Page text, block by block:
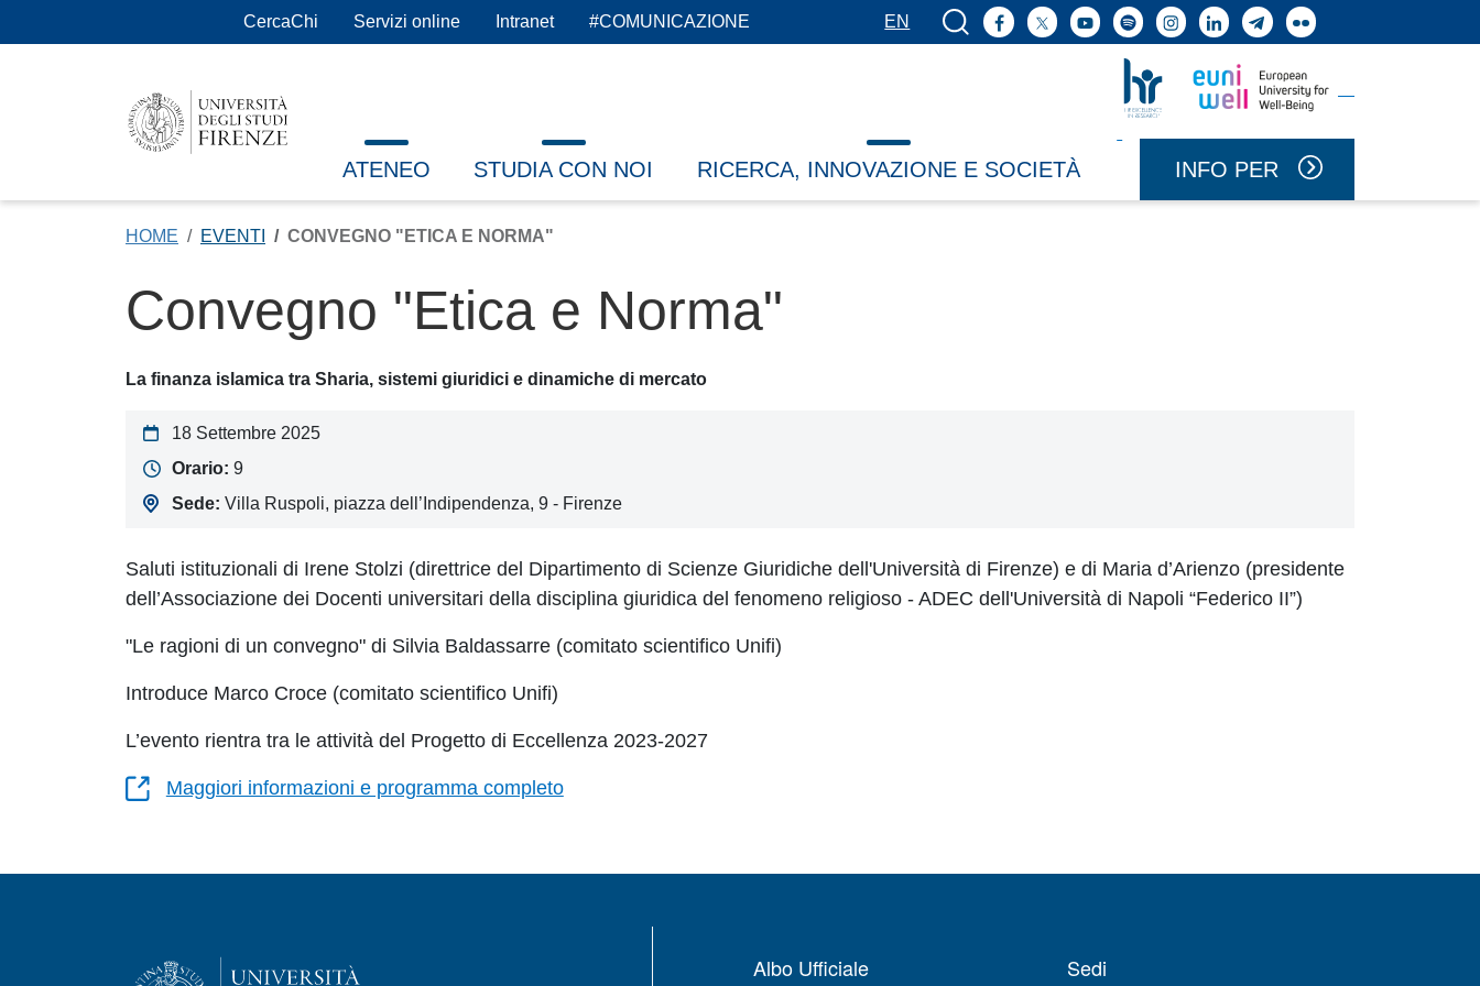
CercaChi Servizi online Intranet #COMUNICAZIONE EN Bottone cerca
Facebook
X YouTube
SpotifyInstagram
LinkedInTelegram
Flickr
ATENEO STUDIA CON NOI RICERCA, INNOVAZIONE E SOCIETÀ INFO PER
HOME EVENTI CONVEGNO "ETICA E NORMA"
Convegno "Etica e Norma"
La finanza islamica tra Sharia, sistemi giuridici e dinamiche di mercato
18 Settembre 2025
Orario: 9
Sede: Villa Ruspoli, piazza dell’Indipendenza, 9 - Firenze
Saluti istituzionali di Irene Stolzi (direttrice del Dipartimento di Scienze Giuridiche dell'Università di Firenze) e di Maria d’Arienzo (presidente
dell’Associazione dei Docenti universitari della disciplina giuridica del fenomeno religioso - ADEC dell'Università di Napoli “Federico II”)
"Le ragioni di un convegno" di Silvia Baldassarre (comitato scientifico Unifi)
Introduce Marco Croce (comitato scientifico Unifi)
L’evento rientra tra le attività del Progetto di Eccellenza 2023-2027
Maggiori informazioni e programma completo
Albo Ufficiale
Sedi